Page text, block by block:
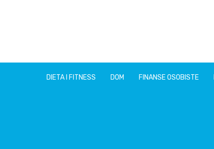
DIETA I FITNESS DOM FINANSE OSOBISTE